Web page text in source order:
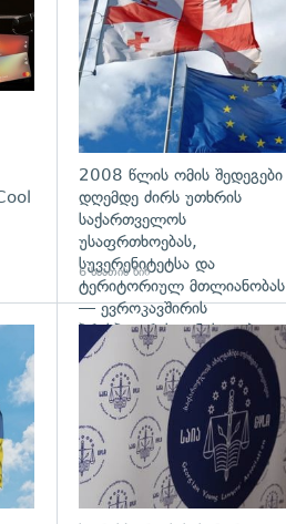
2008 წლის ომის შედეგები
დღემდე ძირს უთხრის
საქართველოს
უსაფრთხოებას,
სუვერენიტეტსა და
ტერიტორიულ მთლიანობას
— ევროკავშირის
პრესპიკერის განცხადება
6 საათის წინ
გადახედვა